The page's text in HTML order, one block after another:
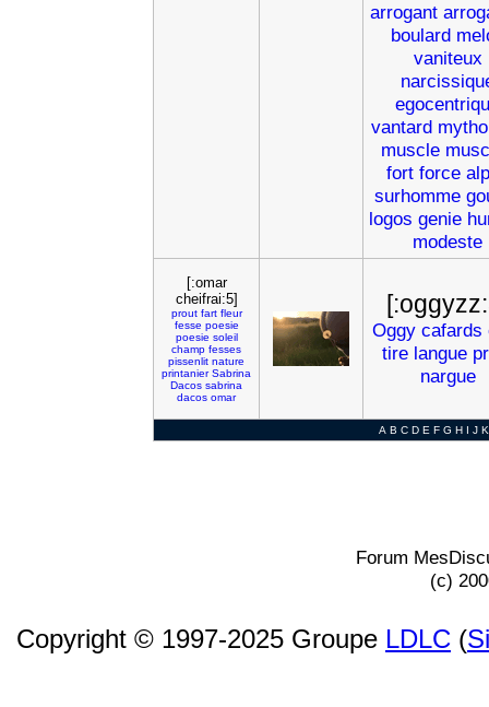
arrogant
boulard
vaniteux
vantard mytho
muscle
fort force
surhomme
logos genie
modeste
[:omar
cheifrai:5]
prout fart fleur
fesse poesie
poesie soleil
champ fesses
pissenlit nature
printanier Sabrina
Dacos sabrina
dacos omar
Oggy cafards
tire langue
nargue
A B C D E F G H I J K
Forum
(c)
Copyright © 1997-2025 Groupe LDLC (